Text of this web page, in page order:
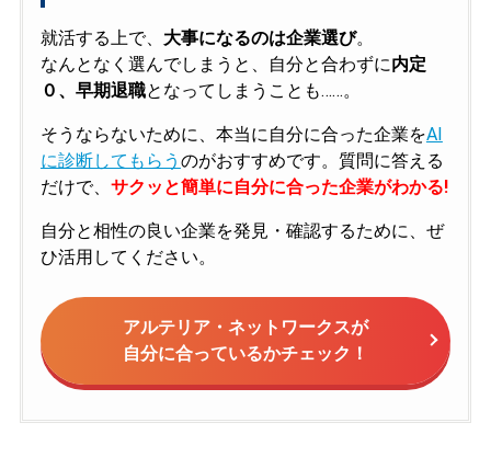
就活する上で、 大事になるのは企業選び。
なんとなく選んでしまうと、自分と合わずに内定
０、早期退職となってしまうことも……。
そうならないために、本当に自分に合った企業をAI
に診断してもらう のがおすすめです。質問に答える
だけで、 サクッと簡単に自分に合った企業がわかる!
自分と相性の良い企業を発見・確認するために、ぜ
ひ活用してください。
アルテリア・ネットワークスが
自分に合っているかチェック！